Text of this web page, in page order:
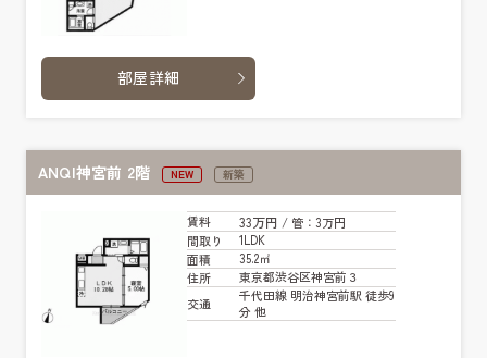
部屋詳細
ANQI神宮前 2階 NEW 新築
賃料 33万円 / 管：3万円
間取り
1LDK
面積
35.2㎡
住所
東京都渋谷区神宮前３
交通
千代田線 明治神宮前駅 徒歩9
分 他